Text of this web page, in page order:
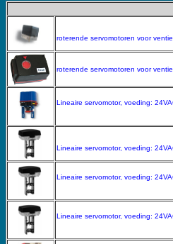
roterende servomotoren voor
roterende servomotoren voor
Lineaire servomotor, voeding:
Lineaire servomotor, voeding:
Lineaire servomotor, voeding:
Lineaire servomotor, voeding: